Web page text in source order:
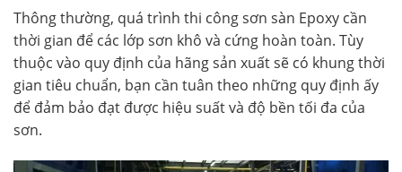
Thông thường, quá trình thi công sơn sàn Epoxy cần
thời gian để các lớp sơn khô và cứng hoàn toàn. Tùy
thuộc vào quy định của hãng sản xuất sẽ có khung thời
gian tiêu chuẩn, bạn cần tuân theo những quy định ấy
để đảm bảo đạt được hiệu suất và độ bền tối đa của
sơn.